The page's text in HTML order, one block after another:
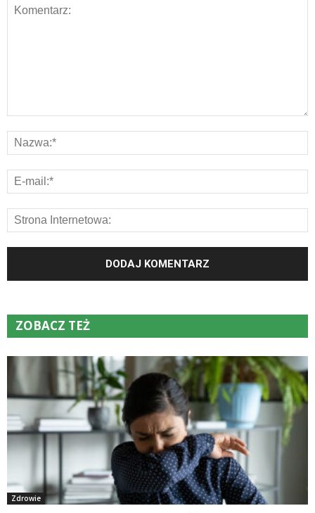
ZOBACZ TEŻ
Zdrowie